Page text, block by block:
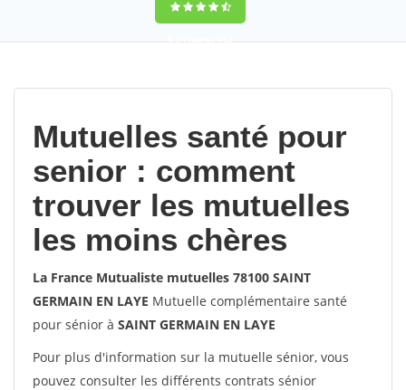
9,2(100%)452
Mutuelles santé pour
senior : comment
trouver les mutuelles
les moins chères
La France Mutualiste mutuelles 78100 SAINT
GERMAIN EN LAYE Mutuelle complémentaire santé
pour sénior à SAINT GERMAIN EN LAYE
Pour plus d'information sur la mutuelle sénior, vous
pouvez consulter les différents contrats sénior